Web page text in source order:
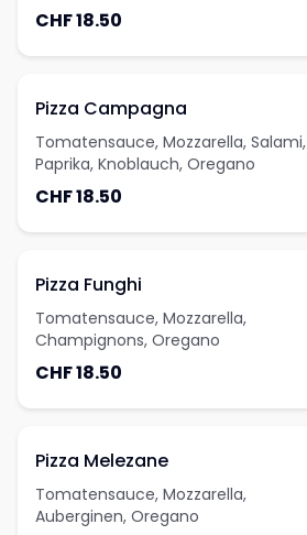
CHF 18.50
Pizza Campagna
Tomatensauce, Mozzarella, Salami,
Paprika, Knoblauch, Oregano
CHF 18.50
Pizza Funghi
Tomatensauce, Mozzarella,
Champignons, Oregano
CHF 18.50
Pizza Melezane
Tomatensauce, Mozzarella,
Auberginen, Oregano